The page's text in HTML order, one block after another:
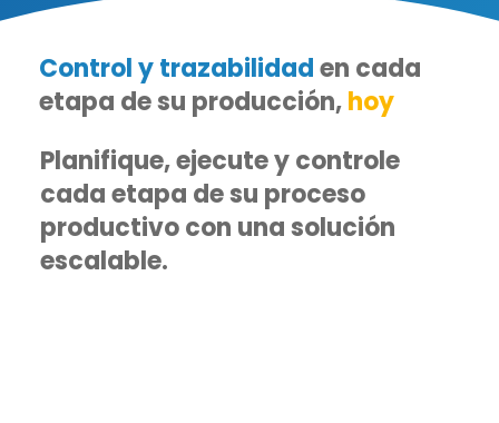
Control y trazabilidaden cada
etapa de su producción,hoy
Planifique, ejecute y controle
cada etapa de su proceso
productivo con una solución
escalable.